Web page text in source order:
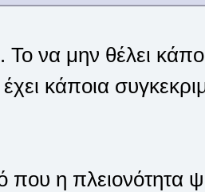
Το να μην θέλει
έχει κάποια
η πλειονότητα